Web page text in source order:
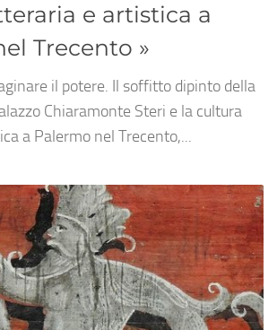
e artistica a
Trecento »
il potere. Il soffitto dipinto della
Chiaramonte Steri e la cultura
a Palermo nel Trecento,...